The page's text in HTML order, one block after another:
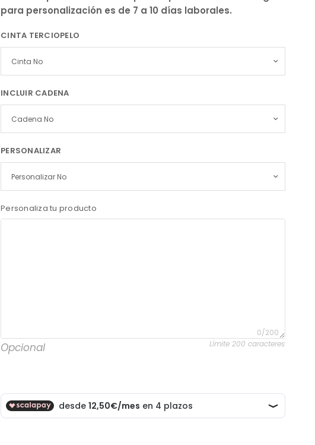
para personalización es de 7 a 10 días laborales.
CINTA TERCIOPELO
INCLUIR CADENA
PERSONALIZAR
Personaliza tu producto
0/200
Límite 200 caracteres
Opcional